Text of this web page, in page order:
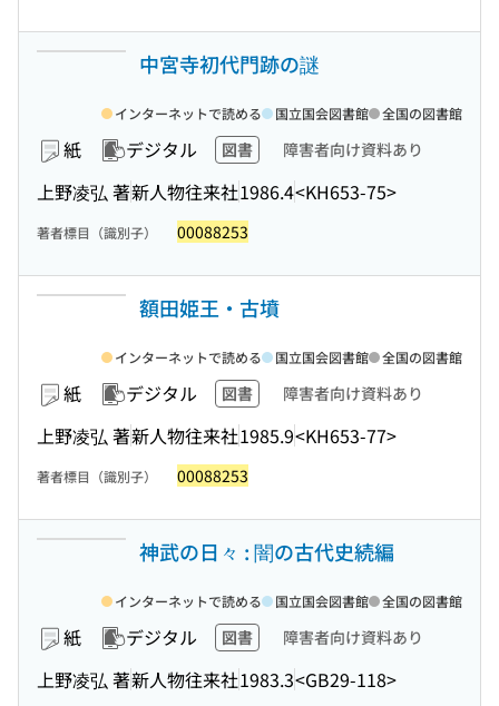
中宮寺初代門跡の謎
紙 デジタル 図書 障害者向け資料あり
上野凌弘 著新人物往来社1986.4<KH653-75>
インターネットで読める 国立国会図書館 全国の図書館
著者標目（識別子） 00088253
額田姫王・古墳
紙 デジタル 図書 障害者向け資料あり
上野凌弘 著新人物往来社1985.9<KH653-77>
インターネットで読める 国立国会図書館 全国の図書館
著者標目（識別子） 00088253
神武の日々 : 闇の古代史続編
紙 デジタル 図書 障害者向け資料あり
上野凌弘 著新人物往来社1983.3<GB29-118>
インターネットで読める 国立国会図書館 全国の図書館